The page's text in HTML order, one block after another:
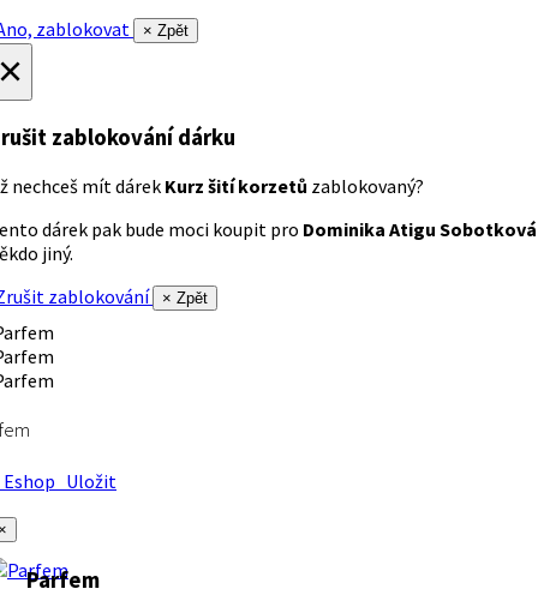
zablokovat
× Zpět
zablokování dárku
nechceš mít dárek Kurz šití korzetů zablokovaný?
dárek pak bude moci koupit pro Dominika Atigu Sobotková
jiný.
zablokování
× Zpět
Uložit
Parfem